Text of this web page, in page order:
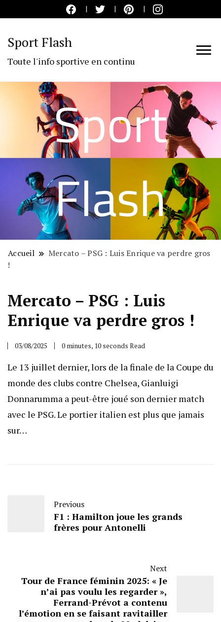
Sport Flash
Toute l'info sportive en continu
Sport
Flash
Accueil
Mercato – PSG : Luis Enrique va perdre gros
!
Mercato – PSG : Luis
Enrique va perdre gros !
03/08/2025 0 minutes, 10 seconds Read
Le 13 juillet dernier, lors de la finale de la Coupe du
monde des clubs contre Chelsea, Gianluigi
Donnarumma a peut-être joué son dernier match
avec le PSG. Le portier italien est plus que jamais
sur…
Previous
F1 : Hamilton joue les grands
frères pour Antonelli
Next
Tour de France féminin 2025: « Je
n’ai pas voulu les regarder »,
Ferrand-Prévot a contenu
l’émotion en se faisant ravitailler